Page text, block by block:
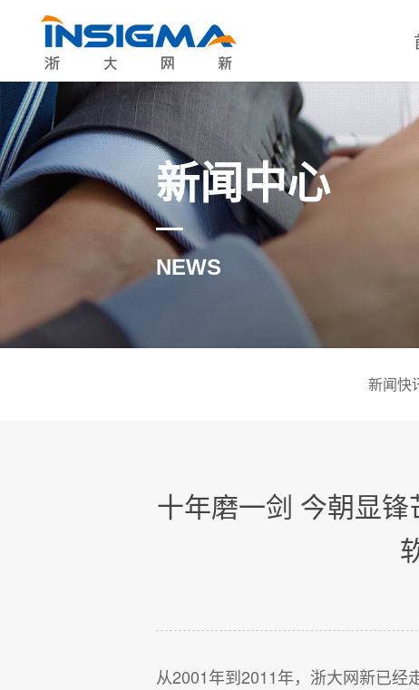
新闻中心
NEWS
新闻快
十年磨一剑 今朝显
从2001年到2011年，浙大网新已经